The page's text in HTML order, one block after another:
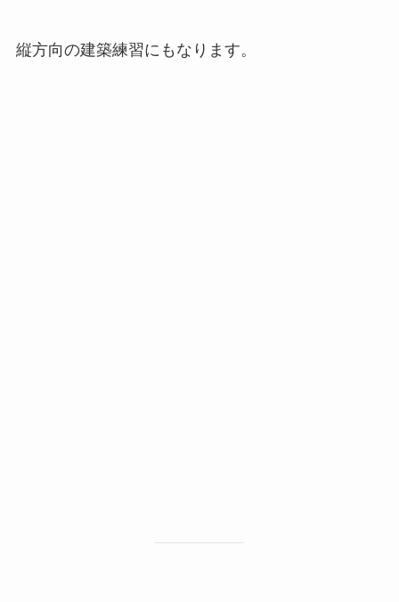
縦方向の建築練習にもなります。